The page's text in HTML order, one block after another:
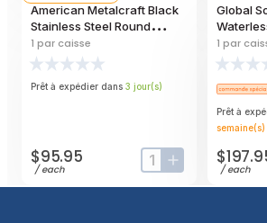
American Metalcraft Black
Stainless Steel Round
Twilight Griddle Stand, 17
Inch Dia. X 4-1/2 Inch Height
1 par caisse
Prêt à expédier dans 3 jour(s)
$95.95
/each input-labelbutton-plus
Global
Quart
1 par
Prêt à
semaine(s)
/each